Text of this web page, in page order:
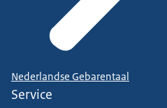
Nederlandse Gebarentaal
Service